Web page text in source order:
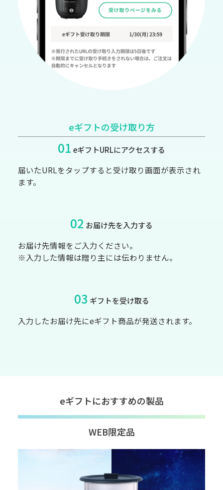
eギフトの受け取り方
01 eギフトURLにアクセスする
届いたURLをタップすると受け取り画面が表示され
ます。
02 お届け先を入力する
お届け先情報をご入力ください。
※入力した情報は贈り主には伝わりません。
03 ギフトを受け取る
入力したお届け先にeギフト商品が発送されます。
eギフトにおすすめの製品
WEB限定品